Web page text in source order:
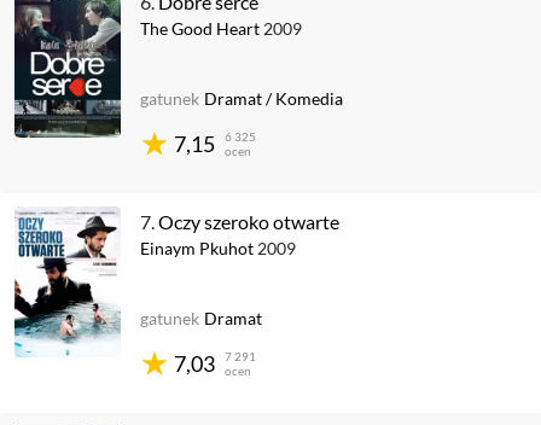
The Good Heart 2009
7,15
6 325
ocen
gatunek Dramat/Komedia
7.Oczy szeroko otwarte
Einaym Pkuhot 2009
7,03
7 291
ocen
gatunek Dramat